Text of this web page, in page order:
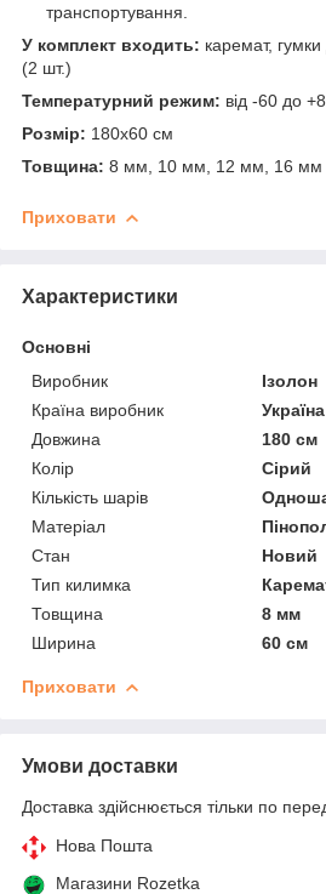
транспортування.
У комплект входить: каремат,
(2 шт.)
Температурний режим: від -60 до
Розмір: 180х60 см
Товщина: 8 мм, 10 мм, 12 мм, 16 мм
Приховати
Характеристики
Основні
Виробник
Ізолон
Країна виробник
Україна
Довжина
180 см
Колір
Сірий
Кількість шарів
Матеріал
Стан
Новий
Тип килимка
Товщина
8 мм
Ширина
60 см
Приховати
Умови доставки
Доставка здійснюється тільки по
Нова Пошта
Магазини Rozetka